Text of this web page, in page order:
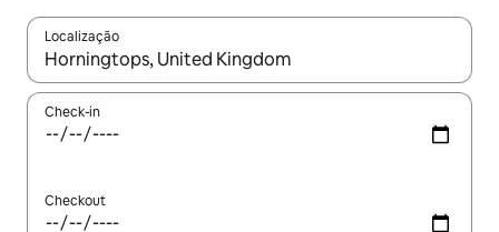
Localização
Quando os resultados estiverem disponíveis, explore-os
Check-in
Checkout